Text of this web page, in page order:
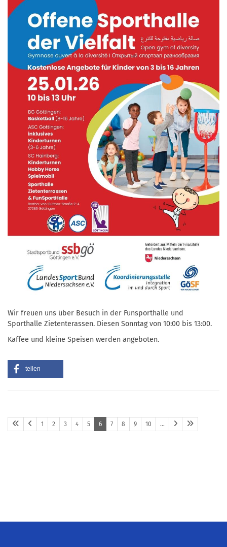
Wir freuen uns über Besuch in der Funsporthalle und
Sporthalle Zietenterassen. Diesen Sonntag von 10:00 bis 13:00.
Kaffee und kleine Speisen werden angeboten.
teilen
1 2 3 4 5 6 7 8 9 10 …